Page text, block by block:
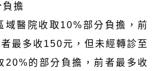
負擔
域醫院收取10%部分負擔，前
最多收150元，但未經轉診至
20%的部分負擔，前者最多收